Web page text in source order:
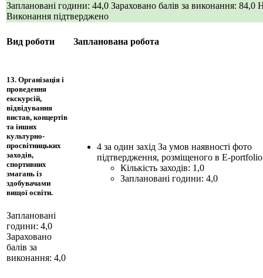
Заплановані години: 44,0 Зараховано балів за виконання: 84,0
Виконання підтверджено
Вид роботи Запланована робота
13. Організація і
проведення
екскурсій,
відвідування
вистав, концертів
та інших
культурно-
просвітницьких
заходів,
спортивних
змагань із
здобувачами
вищої освіти.
Заплановані
години: 4,0
Зараховано
балів за
виконання: 4,0
4 за один захід За умов наявності фото
підтвердження, розміщеного в Е-portfolio
Кількість заходів: 1,0
Заплановані години: 4,0